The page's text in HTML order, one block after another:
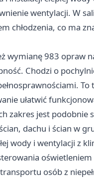
wentylacji. W
chłodzenia, co ma
wymianę 983 opraw
Chodzi o
ułatwić
zakres jest
dachu i ścian w
wody i wentylacji z
osób z